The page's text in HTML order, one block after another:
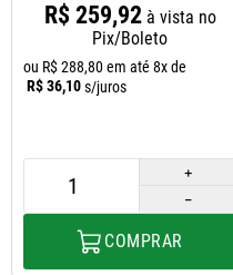
R$ 259,92à vista no
Pix/Boleto
ou R$288,80em até 8x de
R$36,10s/juros
＋
－
COMPRAR